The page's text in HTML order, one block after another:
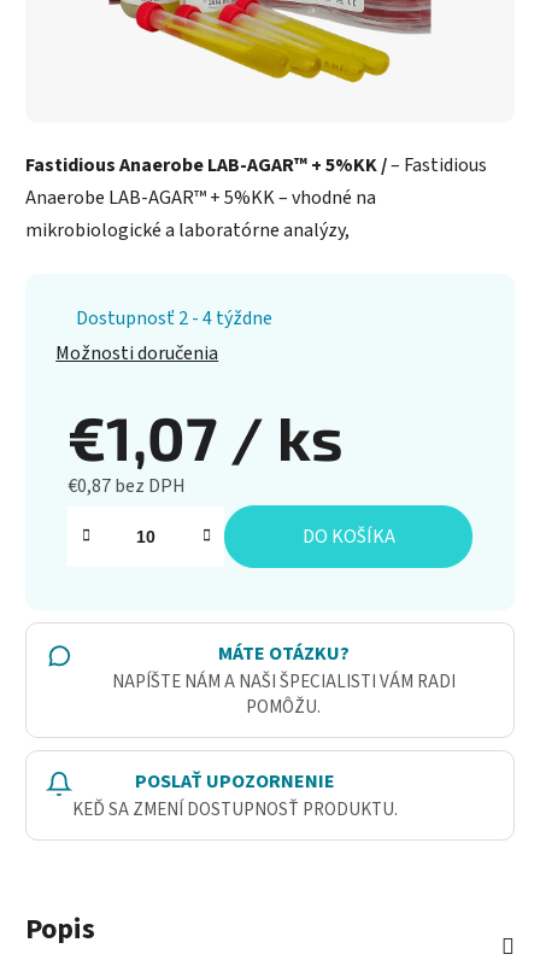
Fastidious Anaerobe LAB-AGAR™ + 5%KK /– Fastidious
Anaerobe LAB-AGAR™ + 5%KK – vhodné na
mikrobiologické a laboratórne analýzy,
Dostupnosť 2 - 4 týždne
Možnosti doručenia
€1,07 / ks
€0,87 bez DPH
Jednotková cena:
DO KOŠÍKA
MÁTE OTÁZKU?
NAPÍŠTE NÁM A NAŠI ŠPECIALISTI VÁM RADI
POMÔŽU.
POSLAŤ UPOZORNENIE
KEĎ SA ZMENÍ DOSTUPNOSŤ PRODUKTU.
Popis